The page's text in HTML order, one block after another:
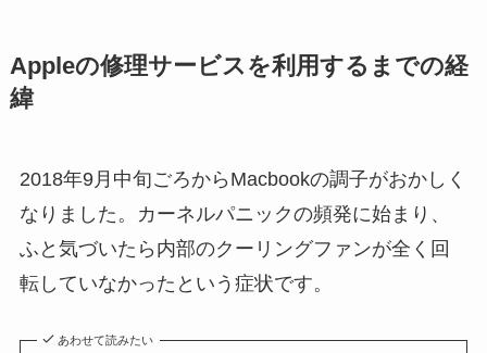
Appleの修理サービスを利用するまでの経
緯
2018年9月中旬ごろからMacbookの調子がおかしく
なりました。カーネルパニックの頻発に始まり、
ふと気づいたら内部のクーリングファンが全く回
転していなかったという症状です。
あわせて読みたい